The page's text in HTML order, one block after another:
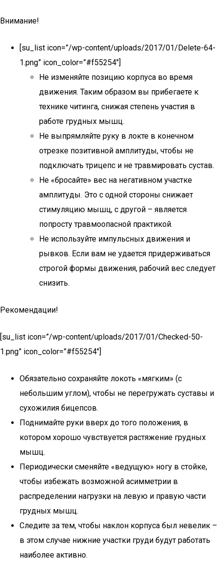
Внимание!
[su_list icon=”/wp-content/uploads/2017/01/Delete-64-
1.png” icon_color=”#f55254″]
Не изменяйте позицию корпуса во время
движения. Таким образом вы прибегаете к
технике читинга, снижая степень участия в
работе грудных мышц.
Не выпрямляйте руку в локте в конечном
отрезке позитивной амплитуды, чтобы не
подключать трицепс и не травмировать сустав.
Не «бросайте» вес на негативном участке
амплитуды. Это с одной стороны снижает
стимуляцию мышц, с другой – является
попросту травмоопасной практикой.
Не используйте импульсных движения и
рывков. Если вам не удается придерживаться
строгой формы движения, рабочий вес следует
снизить.
Рекомендации!
[su_list icon=”/wp-content/uploads/2017/01/Checked-50-
1.png” icon_color=”#f55254″]
Обязательно сохраняйте локоть «мягким» (с
небольшим углом), чтобы не перегружать суставы и
сухожилия бицепсов.
Поднимайте руки вверх до того положения, в
котором хорошо чувствуется растяжение грудных
мышц.
Периодически сменяйте «ведущую» ногу в стойке,
чтобы избежать возможной асимметрии в
распределении нагрузки на левую и правую части
грудных мышц.
Следите за тем, чтобы наклон корпуса был невелик –
в этом случае нижние участки груди будут работать
наиболее активно.